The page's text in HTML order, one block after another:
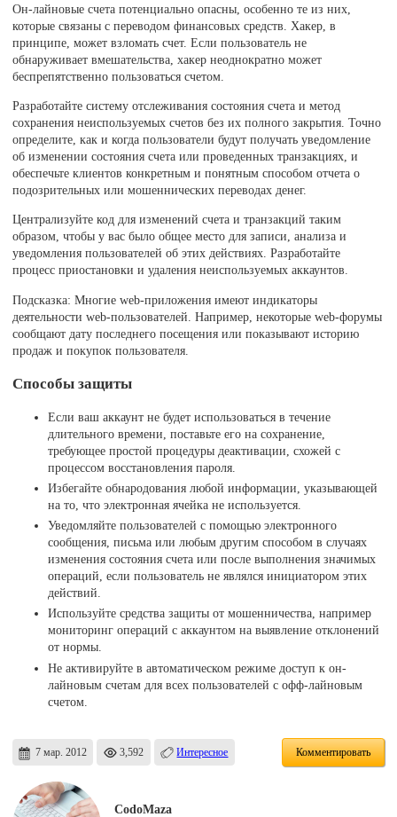
Он-лайновые счета потенциально опасны, особенно те из них,
которые связаны с переводом финансовых средств. Хакер, в
принципе, может взломать счет. Если пользователь не
обнаруживает вмешательства, хакер неоднократно может
беспрепятственно пользоваться счетом.
Разработайте систему отслеживания состояния счета и метод
сохранения неиспользуемых счетов без их полного закрытия. Точно
определите, как и когда пользователи будут получать уведомление
об изменении состояния счета или проведенных транзакциях, и
обеспечьте клиентов конкретным и понятным способом отчета о
подозрительных или мошеннических переводах денег.
Централизуйте код для изменений счета и транзакций таким
образом, чтобы у вас было общее место для записи, анализа и
уведомления пользователей об этих действиях. Разработайте
процесс приостановки и удаления неиспользуемых аккаунтов.
Подсказка: Многие web-приложения имеют индикаторы
деятельности web-пользователей. Например, некоторые web-форумы
сообщают дату последнего посещения или показывают историю
продаж и покупок пользователя.
Способы защиты
Если ваш аккаунт не будет использоваться в течение
длительного времени, поставьте его на сохранение,
требующее простой процедуры деактивации, схожей с
процессом восстановления пароля.
Избегайте обнародования любой информации, указывающей
на то, что электронная ячейка не используется.
Уведомляйте пользователей с помощью электронного
сообщения, письма или любым другим способом в случаях
изменения состояния счета или после выполнения значимых
операций, если пользователь не являлся инициатором этих
действий.
Используйте средства защиты от мошенничества, например
мониторинг операций с аккаунтом на выявление отклонений
от нормы.
Не активируйте в автоматическом режиме доступ к он-
лайновым счетам для всех пользователей с офф-лайновым
счетом.
7 мар. 2012 3,592 Интересное Комментировать
CodoMaza